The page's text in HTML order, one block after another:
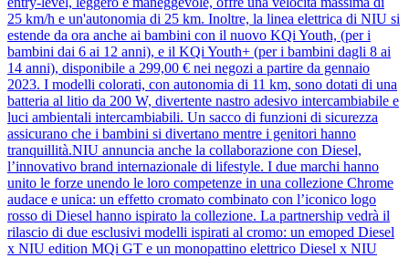
25 km/h e un'autonomia di 25 km. Inoltre, la linea elettrica di NIU si
estende da ora anche ai bambini con il nuovo KQi Youth, (per i
bambini dai 6 ai 12 anni), e il KQi Youth+ (per i bambini dagli 8 ai
14 anni), disponibile a 299,00 € nei negozi a partire da gennaio
2023. I modelli colorati, con autonomia di 11 km, sono dotati di una
batteria al litio da 200 W, divertente nastro adesivo intercambiabile e
luci ambientali intercambiabili. Un sacco di funzioni di sicurezza
assicurano che i bambini si divertano mentre i genitori hanno
tranquillità.NIU annuncia anche la collaborazione con Diesel,
l’innovativo brand internazionale di lifestyle. I due marchi hanno
unito le forze unendo le loro competenze in una collezione Chrome
audace e unica: un effetto cromato combinato con l’iconico logo
rosso di Diesel hanno ispirato la collezione. La partnership vedrà il
rilascio di due esclusivi modelli ispirati al cromo: un emoped Diesel
x NIU edition MQi GT e un monopattino elettrico Diesel x NIU